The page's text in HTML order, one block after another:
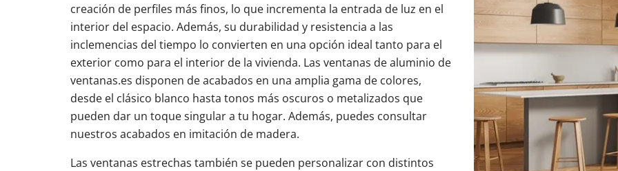
creación de perfiles más finos, lo que incrementa la entrada de luz en el
interior del espacio. Además, su durabilidad y resistencia a las
inclemencias del tiempo lo convierten en una opción ideal tanto para el
exterior como para el interior de la vivienda. Las ventanas de aluminio de
ventanas.es disponen de acabados en una amplia gama de colores,
desde el clásico blanco hasta tonos más oscuros o metalizados que
pueden dar un toque singular a tu hogar. Además, puedes consultar
nuestros acabados en imitación de madera.
Las ventanas estrechas también se pueden personalizar con distintos